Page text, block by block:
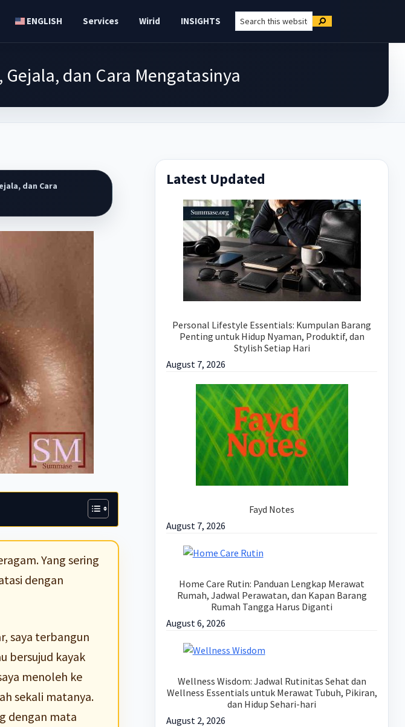
ENGLISH Services Wirid INSIGHTS
Search
Search
dan Cara Mengatasinya
dan Cara
Yang sering
dengan
saya terbangun
bersujud kayak
menoleh ke
sekali matanya.
dengan mata
Primary
Sidebar
Latest Updated
Personal Lifestyle Essentials: Kumpulan Barang
Penting untuk Hidup Nyaman, Produktif, dan
Stylish Setiap Hari
August 7, 2026
Fayd Notes
August 7, 2026
Home Care Rutin: Panduan Lengkap Merawat
Rumah, Jadwal Perawatan, dan Kapan Barang
Rumah Tangga Harus Diganti
August 6, 2026
Wellness Wisdom: Jadwal Rutinitas Sehat dan
Wellness Essentials untuk Merawat Tubuh, Pikiran,
dan Hidup Sehari-hari
August 2, 2026